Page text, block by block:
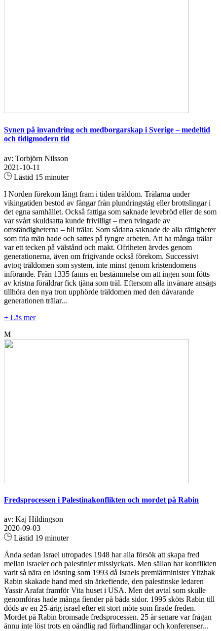
Synen på invandring och medborgarskap i Sverige – medeltid
och tidigmodern tid
av: Torbjörn Nilsson
2021-10-11
Lästid 15 minuter
I Norden förekom långt fram i tiden träldom. Trälarna under
vikingatiden bestod av fångar från plundringståg eller brottslingar i
det egna samhället. Också fattiga som saknade levebröd eller de som
var svårt skuldsatta kunde frivilligt – men tvingade av
omständigheterna – bli trälar. Som sådana saknade de alla rättigheter
som fria män hade och sattes på tyngre arbeten. Att ha många trälar
var ett tecken på välstånd och makt. Ofriheten ärvdes genom
generationerna, även om frigivande också förekom. Successivt
avtog träldomen som system, inte minst genom kristendomens
införande. Från 1335 fanns en bestämmelse om att ingen som fötts
av kristna föräldrar fick tjäna som träl. Eftersom alla invånare ansågs
tillhöra den nya tron upphörde träldomen med den dåvarande
generationen trälar...
+ Läs mer
M
Fredsprocessen i Palestinakonflikten och mordet på Rabin
av: Kaj Hildingson
2020-09-03
Lästid 19 minuter
Ända sedan Israel utropades 1948 har alla försök att skapa fred
mellan israeler och palestinier misslyckats. Men sällan har konflikten
varit så nära en lösning som 1993 då Israels premiärminister Yitzhak
Rabin skakade hand med sin ärkefiende, den palestinske ledaren
Yassir Arafat framför Vita huset i USA. Men det avtal som skulle
genomföras hade många fiender på båda sidor. 1995 sköts Rabin till
döds av en 25-årig israel efter ett stort möte som firade freden.
Mordet på Rabin bromsade fredsprocessen. 25 år senare var frågan
ännu inte löst trots en oändlig rad förhandlingar och konferenser...